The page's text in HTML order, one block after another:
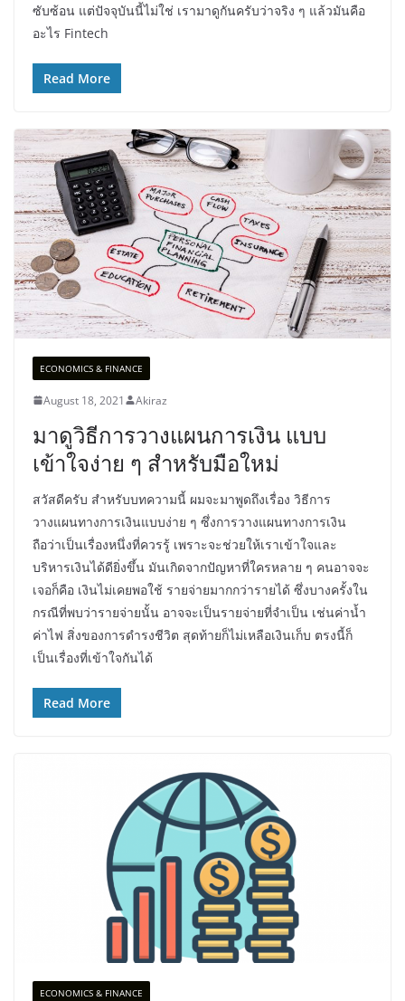
ซับซ้อน แต่ปัจจุบันนี้ไม่ใช่ เรามาดูกันครับว่าจริง ๆ แล้วมันคือ
อะไร Fintech
Read More
ECONOMICS & FINANCE
August 18, 2021 Akiraz
มาดูวิธีการวางแผนการเงิน แบบ
เข้าใจง่าย ๆ สำหรับมือใหม่
สวัสดีครับ สำหรับบทความนี้ ผมจะมาพูดถึงเรื่อง วิธีการ
วางแผนทางการเงินแบบง่าย ๆ ซึ่งการวางแผนทางการเงิน
ถือว่าเป็นเรื่องหนึ่งที่ควรรู้ เพราะจะช่วยให้เราเข้าใจและ
บริหารเงินได้ดียิ่งขึ้น มันเกิดจากปัญหาที่ใครหลาย ๆ คนอาจจะ
เจอก็คือ เงินไม่เคยพอใช้ รายจ่ายมากกว่ารายได้ ซึ่งบางครั้งใน
กรณีที่พบว่ารายจ่ายนั้น อาจจะเป็นรายจ่ายที่จำเป็น เช่นค่าน้ำ
ค่าไฟ สิ่งของการดำรงชีวิต สุดท้ายก็ไม่เหลือเงินเก็บ ตรงนี้ก็
เป็นเรื่องที่เข้าใจกันได้
Read More
ECONOMICS & FINANCE